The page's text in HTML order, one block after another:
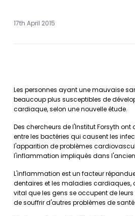
17th April 2015
Les personnes ayant une mauvaise
beaucoup plus susceptibles de
cardiaque, selon une nouvelle étude.
Des chercheurs de l'Institut Forsyth
entre les bactéries qui causent les
l'apparition de problèmes
l'inflammation impliqués dans
L'inflammation est un facteur
dentaires et les maladies cardiaques,
vital que les gens se occupent de
de souffrir d'autres problèmes de santé.